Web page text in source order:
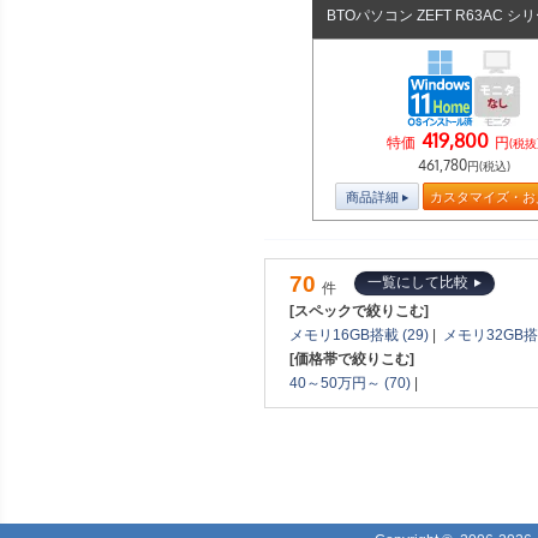
BTOパソコン ZEFT R63AC シ
特価 419,800 円(税抜
461,780円(税込)
商品詳細 カスタマイズ・
70 件
一覧にして比較
[スペックで絞りこむ]
メモリ16GB搭載 (29)
メモリ32GB
[価格帯で絞りこむ]
40～50万円～ (70)